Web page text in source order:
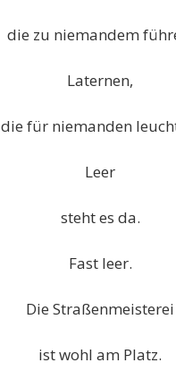
die zu niemandem
Laternen,
die für niemanden
Leer
steht es da.
Fast leer.
Die Straßenmeisterei
ist wohl am Platz.